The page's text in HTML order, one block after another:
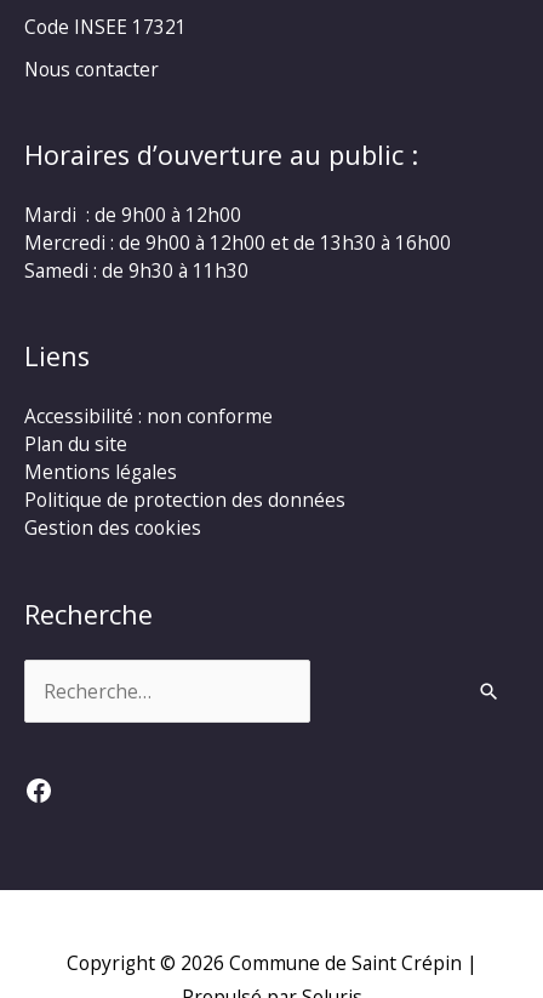
Code INSEE 17321
Nous contacter
Horaires d’ouverture au public :
Mardi : de 9h00 à 12h00
Mercredi : de 9h00 à 12h00 et de 13h30 à 16h00
Samedi : de 9h30 à 11h30
Liens
Accessibilité : non conforme
Plan du site
Mentions légales
Politique de protection des données
Gestion des cookies
Recherche
Facebook
Copyright © 2026 Commune de Saint Crépin |